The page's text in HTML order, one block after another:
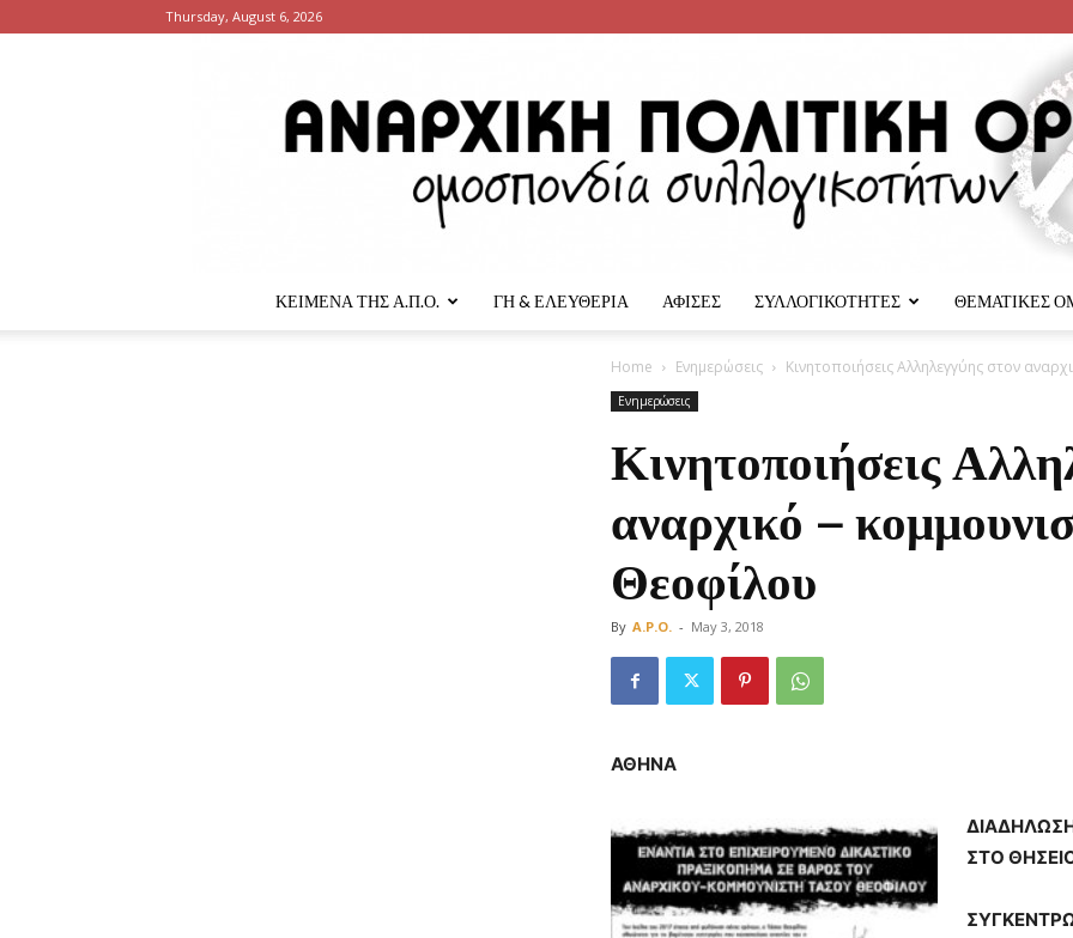
Thursday, August 6, 2026
Οργάνωση
ΚΕΙΜΕΝΑ ΤΗΣ Α.Π.Ο. ΓΗ & ΕΛΕΥΘΕΡΙΑ ΑΦΙΣΕΣ ΣΥΛΛΟΓΙΚΟΤΗΤΕΣ ΘΕΜΑΤΙΚΕΣ
Home Ενημερώσεις Κινητοποιήσεις Αλληλεγγύης στον
Ενημερώσεις
Κινητοποιήσεις
αναρχικό –
Θεοφίλου
By A.P.O. - May 3, 2018
ΑΘΗΝΑ
ΣΤΟ